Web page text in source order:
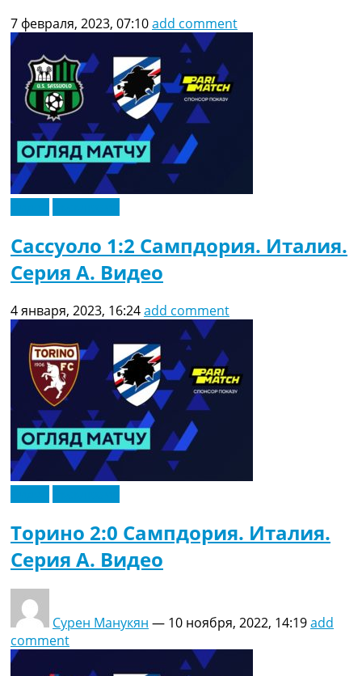
7 февраля, 2023, 07:10add comment
Сассуоло 1:2 Сампдория. Италия.
Серия A. Видео
4 января, 2023, 16:24add comment
Торино 2:0 Сампдория. Италия.
Серия A. Видео
Сурен Манукян — 10 ноября, 2022, 14:19add
comment